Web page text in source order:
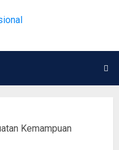
Kemampuan